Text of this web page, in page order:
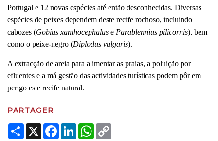
Portugal e 12 novas espécies até então desconhecidas. Diversas
espécies de peixes dependem deste recife rochoso, incluindo
cabozes (Gobius xanthocephalus e Parablennius pilicornis), bem
como o peixe-negro (Diplodus vulgaris).
A extracção de areia para alimentar as praias, a poluição por
efluentes e a má gestão das actividades turísticas podem pôr em
perigo este recife natural.
PARTAGER
Share
X Facebook
LinkedInWhatsApp